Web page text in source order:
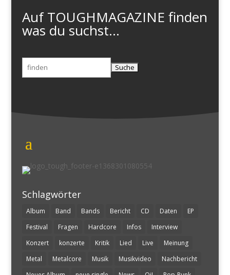
Auf TOUGHMAGAZINE finden
was du suchst...
Suchen
Schlagwörter
Album Band Bands Bericht CD Daten
EP
Festival
Fragen Hardcore Infos
Interview
Konzert
konzerte Kritik Lied Live
Meinung
Metal
Metalcore Musik Musikvideo
Nachbericht